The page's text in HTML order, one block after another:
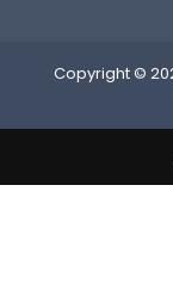
Copyright ©